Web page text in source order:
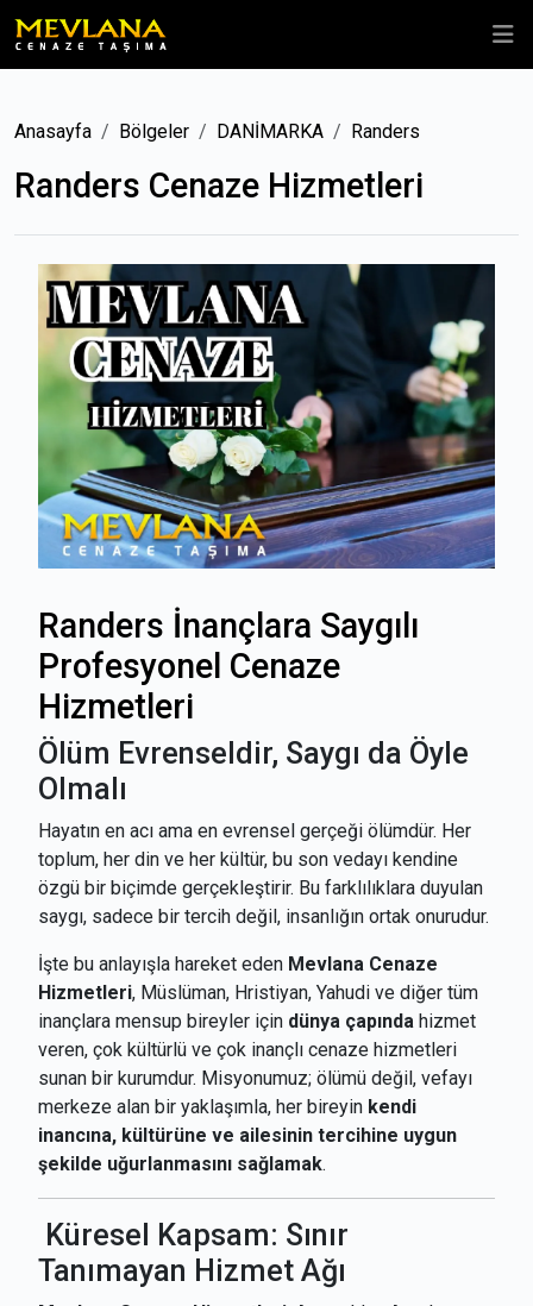
Anasayfa Bölgeler DANİMARKA Randers
Randers Cenaze Hizmetleri
Randers İnançlara Saygılı
Profesyonel Cenaze
Hizmetleri
Ölüm Evrenseldir, Saygı da Öyle
Olmalı
Hayatın en acı ama en evrensel gerçeği ölümdür. Her
toplum, her din ve her kültür, bu son vedayı kendine
özgü bir biçimde gerçekleştirir. Bu farklılıklara duyulan
saygı, sadece bir tercih değil, insanlığın ortak onurudur.
İşte bu anlayışla hareket eden Mevlana Cenaze
Hizmetleri, Müslüman, Hristiyan, Yahudi ve diğer tüm
inançlara mensup bireyler için dünya çapında hizmet
veren, çok kültürlü ve çok inançlı cenaze hizmetleri
sunan bir kurumdur. Misyonumuz; ölümü değil, vefayı
merkeze alan bir yaklaşımla, her bireyin kendi
inancına, kültürüne ve ailesinin tercihine uygun
şekilde uğurlanmasını sağlamak.
Küresel Kapsam: Sınır
Tanımayan Hizmet Ağı